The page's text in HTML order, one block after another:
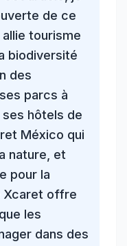
de ce
tourisme
biodiversité
des
parcs à
hôtels de
México qui
nature, et
pour la
Xcaret offre
les
dans des